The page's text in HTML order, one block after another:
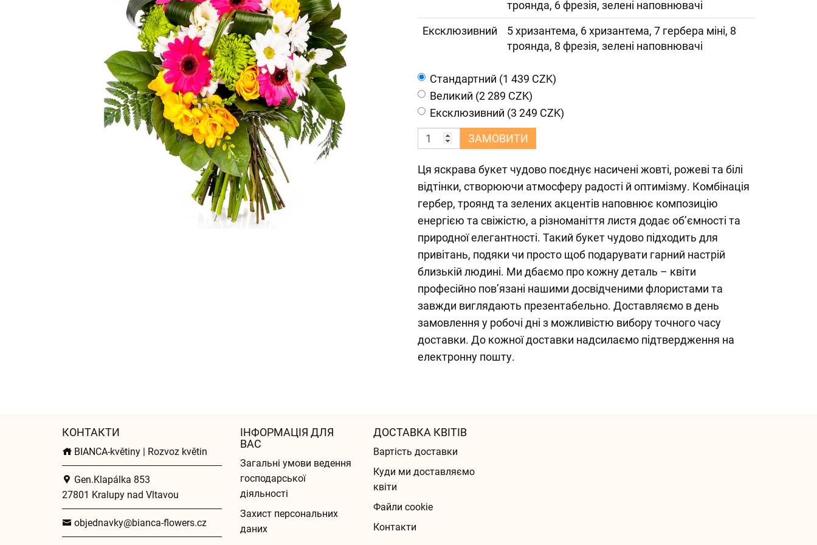
троянда, 6 фрезія, зелені наповнювачі
Ексклюзивний
5 хризантема, 6 хризантема, 7 гербера міні, 8
троянда, 8 фрезія, зелені наповнювачі
Cтандартний (1 439 CZK)
Великий (2 289 CZK)
Ексклюзивний (3 249 CZK)
ЗАМОВИТИ
Ця яскрава букет чудово поєднує насичені жовті, рожеві та білі
відтінки, створюючи атмосферу радості й оптимізму. Комбінація
гербер, троянд та зелених акцентів наповнює композицію
енергією та свіжістю, а різноманіття листя додає об’ємності та
природної елегантності. Такий букет чудово підходить для
привітань, подяки чи просто щоб подарувати гарний настрій
близькій людині. Ми дбаємо про кожну деталь – квіти
професійно пов’язані нашими досвідченими флористами та
завжди виглядають презентабельно. Доставляємо в день
замовлення у робочі дні з можливістю вибору точного часу
доставки. До кожної доставки надсилаємо підтвердження на
електронну пошту.
КОНТАКТИ
BIANCA-květiny | Rozvoz květin
Gen.Klapálka 853
27801 Kralupy nad Vltavou
objednavky@bianca-flowers.cz
ІНФОРМАЦІЯ ДЛЯ
ВАС
Загальні умови ведення
господарської
діяльності
Захист персональних
даних
ДОСТАВКА КВІТІВ
Вартість доставки
Куди ми доставляємо
квіти
Файли cookie
Контакти